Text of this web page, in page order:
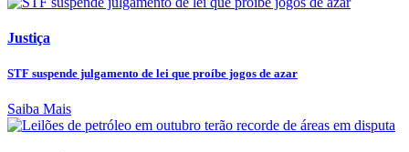
Justiça
STF suspende julgamento de lei que proíbe jogos de azar
Saiba Mais